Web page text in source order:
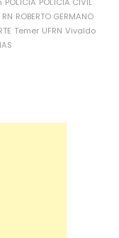
RN ROBERTO GERMANO
Temer UFRN Vivaldo